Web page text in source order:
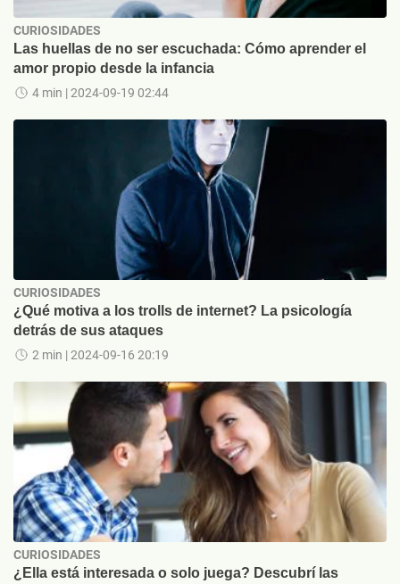
CURIOSIDADES
Las huellas de no ser escuchada: Cómo aprender el
amor propio desde la infancia
4 min | 2024-09-19 02:44
CURIOSIDADES
¿Qué motiva a los trolls de internet? La psicología
detrás de sus ataques
2 min | 2024-09-16 20:19
CURIOSIDADES
¿Ella está interesada o solo juega? Descubrí las